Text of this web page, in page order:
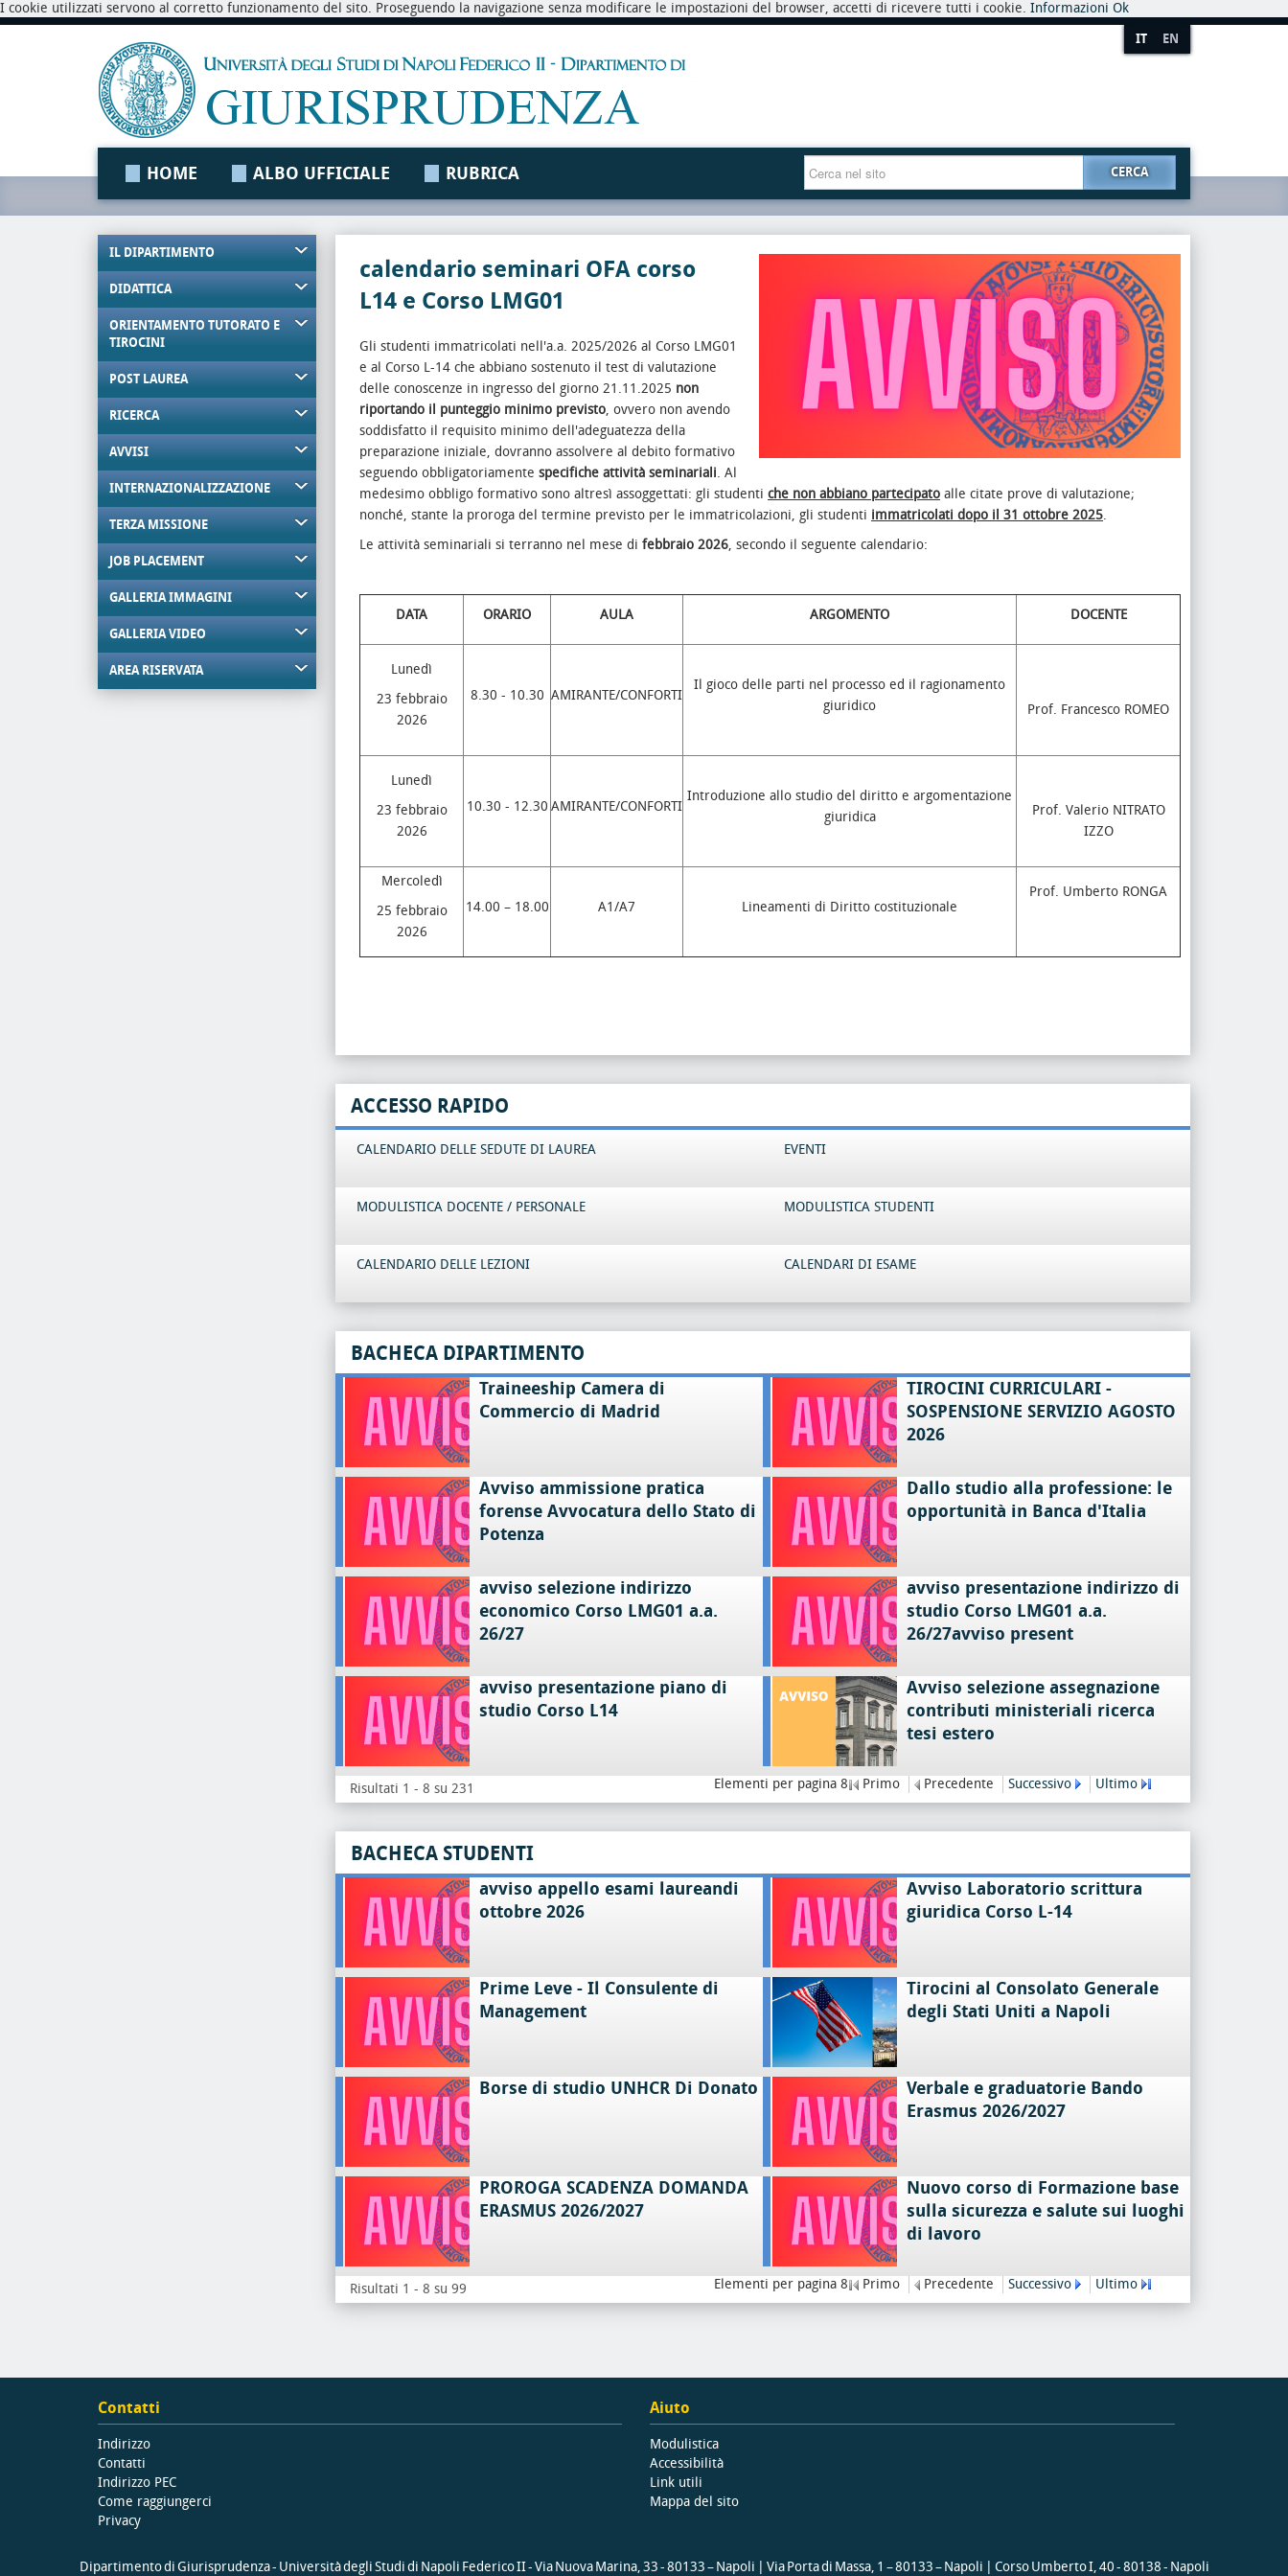
I cookie utilizzati servono al corretto funzionamento del sito. Proseguendo la navigazione senza modificare le impostazioni del browser, accetti di ricevere tutti i cookie. Informazioni Ok
IT EN
HOME ALBO UFFICIALE RUBRICA CERCA
IL DIPARTIMENTO
DIDATTICA
ORIENTAMENTO TUTORATO E
TIROCINI
POST LAUREA
RICERCA
AVVISI
INTERNAZIONALIZZAZIONE
TERZA MISSIONE
JOB PLACEMENT
GALLERIA IMMAGINI
GALLERIA VIDEO
AREA RISERVATA
calendario seminari OFA corso
L14 e Corso LMG01
Gli studenti immatricolati nell'a.a. 2025/2026 al Corso LMG01
e al Corso L-14 che abbiano sostenuto il test di valutazione
delle conoscenze in ingresso del giorno 21.11.2025 non
riportando il punteggio minimo previsto, ovvero non avendo
soddisfatto il requisito minimo dell'adeguatezza della
preparazione iniziale, dovranno assolvere al debito formativo
seguendo obbligatoriamente specifiche attività seminariali. Al
medesimo obbligo formativo sono altresì assoggettati: gli studenti che non abbiano partecipato alle citate prove di valutazione;
nonché, stante la proroga del termine previsto per le immatricolazioni, gli studenti immatricolati dopo il 31 ottobre 2025.
Le attività seminariali si terranno nel mese di febbraio 2026, secondo il seguente calendario:
DATA ORARIO AULA ARGOMENTO DOCENTE
Lunedì
23 febbraio
2026
8.30 - 10.30 AMIRANTE/CONFORTI
Il gioco delle parti nel processo ed il ragionamento
giuridico
Prof. Francesco ROMEO
Lunedì
23 febbraio
2026
10.30 - 12.30 AMIRANTE/CONFORTI
Introduzione allo studio del diritto e argomentazione
giuridica
Prof. Valerio NITRATO
IZZO
Mercoledì
25 febbraio
2026
14.00 – 18.00 A1/A7 Lineamenti di Diritto costituzionale
Prof. Umberto RONGA
ACCESSO RAPIDO
CALENDARIO DELLE SEDUTE DI LAUREA EVENTI
MODULISTICA DOCENTE / PERSONALE MODULISTICA STUDENTI
CALENDARIO DELLE LEZIONI CALENDARI DI ESAME
BACHECA DIPARTIMENTO
Traineeship Camera di
Commercio di Madrid
TIROCINI CURRICULARI -
SOSPENSIONE SERVIZIO AGOSTO
2026
Avviso ammissione pratica
forense Avvocatura dello Stato di
Potenza
Dallo studio alla professione: le
opportunità in Banca d'Italia
avviso selezione indirizzo
economico Corso LMG01 a.a.
26/27
avviso presentazione indirizzo di
studio Corso LMG01 a.a.
26/27avviso present
avviso presentazione piano di
studio Corso L14
Avviso selezione assegnazione
contributi ministeriali ricerca
tesi estero
Risultati 1 - 8 su 231 Elementi per pagina 8 Primo Precedente Successivo Ultimo
BACHECA STUDENTI
avviso appello esami laureandi
ottobre 2026
Avviso Laboratorio scrittura
giuridica Corso L-14
Prime Leve - Il Consulente di
Management
Tirocini al Consolato Generale
degli Stati Uniti a Napoli
Borse di studio UNHCR Di Donato
Verbale e graduatorie Bando
Erasmus 2026/2027
PROROGA SCADENZA DOMANDA
ERASMUS 2026/2027
Nuovo corso di Formazione base
sulla sicurezza e salute sui luoghi
di lavoro
Risultati 1 - 8 su 99 Elementi per pagina 8 Primo Precedente Successivo Ultimo
Contatti
Indirizzo
Contatti
Indirizzo PEC
Come raggiungerci
Privacy
Aiuto
Modulistica
Accessibilità
Link utili
Mappa del sito
Dipartimento di Giurisprudenza - Università degli Studi di Napoli Federico II - Via Nuova Marina, 33 - 80133 – Napoli | Via Porta di Massa, 1 – 80133 – Napoli | Corso Umberto I, 40 - 80138 - Napoli